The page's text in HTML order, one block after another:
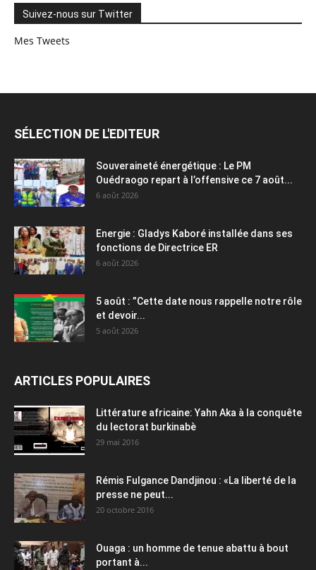
Suivez-nous sur Twitter
Mes Tweets
SÉLECTION DE L'EDITEUR
Souveraineté énergétique : Le PM
Ouédraogo repart à l’offensive ce 7 août...
6 août 2026
Energie : Gladys Kaboré installée dans ses
fonctions de Directrice ER
6 août 2026
5 août : ”Cette date nous rappelle notre rôle
et devoir...
5 août 2026
ARTICLES POPULAIRES
Littérature africaine: Yahn Aka à la conquête
du lectorat burkinabè
29 mai 2016
Rémis Fulgance Dandjinou : «La liberté de la
presse ne peut...
20 octobre 2016
Ouaga : un homme de tenue abattu à bout
portant à...